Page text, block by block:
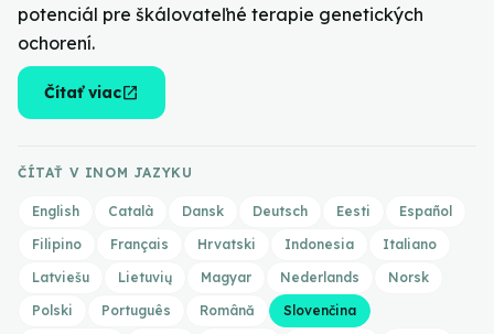
potenciál pre škálovateľné terapie genetických
ochorení.
Čítať viacopen_in_new
ČÍTAŤ V INOM JAZYKU
English Català Dansk Deutsch Eesti
Español
Filipino
Français Hrvatski Indonesia
Italiano
Latviešu
Lietuvių Magyar Nederlands
Norsk
Polski
Português Română
Slovenčina